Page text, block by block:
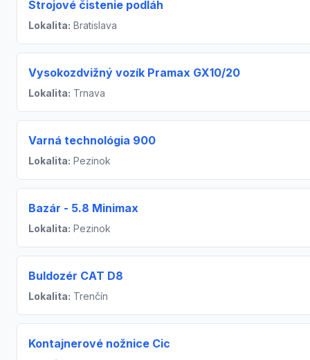
Strojové čistenie podláh
Lokalita: Bratislava
Vysokozdvižný vozík Pramax GX10/20
Lokalita: Trnava
Varná technológia 900
Lokalita: Pezinok
Bazár - 5.8 Minimax
Lokalita: Pezinok
Buldozér CAT D8
Lokalita: Trenčín
Kontajnerové nožnice Cic